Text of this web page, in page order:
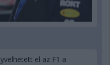
el az F1 a